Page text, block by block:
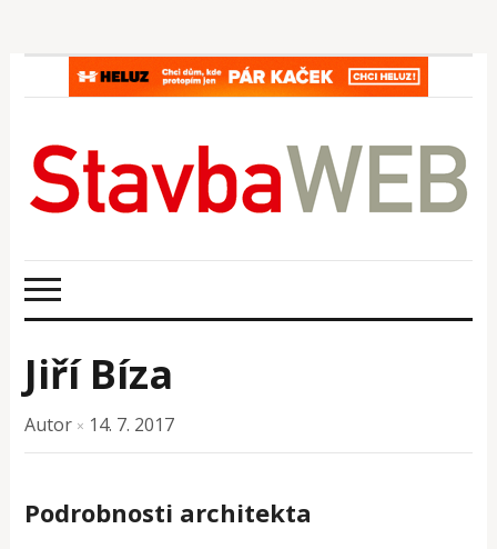
Jiří Bíza
Autor × 14. 7. 2017
Podrobnosti architekta